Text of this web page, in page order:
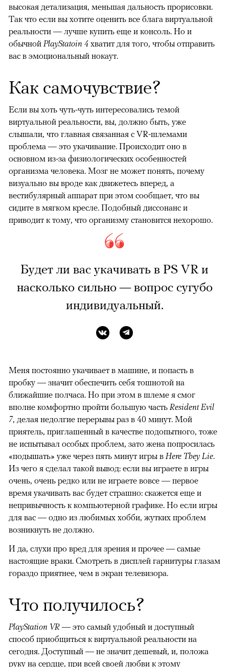
высокая детализация, меньшая дальность прорисовки.
Так что если вы хотите оценить все блага виртуальной
реальности — лучше купить еще и консоль. Но и
обычной PlayStatoin 4 хватит для того, чтобы отправить
вас в эмоциональный нокаут.
Как самочувствие?
Если вы хоть чуть-чуть интересовались темой
виртуальной реальности, вы, должно быть, уже
слышали, что главная связанная с VR-шлемами
проблема — это укачивание. Происходит оно в
основном из-за физиологических особенностей
организма человека. Мозг не может понять, почему
визуально вы вроде как движетесь вперед, а
вестибулярный аппарат при этом сообщает, что вы
сидите в мягком кресле. Подобный диссонанс и
приводит к тому, что организму становится нехорошо.
Будет ли вас укачивать в PS VRи
насколько сильно — вопрос сугубо
индивидуальный.
Меня постоянно укачивает в машине, и попасть в
пробку — значит обеспечить себя тошнотой на
ближайшие полчаса. Но при этом в шлеме я смог
вполне комфортно пройти большую часть Resident Evil
7, делая недолгие перерывы раз в 40 минут. Мой
приятель, приглашенный в качестве подопытного, тоже
не испытывал особых проблем, зато жена попросилась
«подышать» уже через пять минут игры в Here They Lie.
Из чего я сделал такой вывод: если вы играете в игры
очень, очень редко или не играете вовсе — первое
время укачивать вас будет страшно: скажется еще и
непривычность к компьютерной графике. Но если игры
для вас — одно из любимых хобби, жутких проблем
возникнуть не должно.
И да, слухи про вред для зрения и прочее — самые
настоящие враки. Смотреть в дисплей гарнитуры глазам
гораздо приятнее, чем в экран телевизора.
Что получилось?
PlayStation VR — это самый удобный и доступный
способ приобщиться к виртуальной реальности на
сегодня. Доступный — не значит дешевый, и, положа
руку на сердце, при всей своей любви к этому